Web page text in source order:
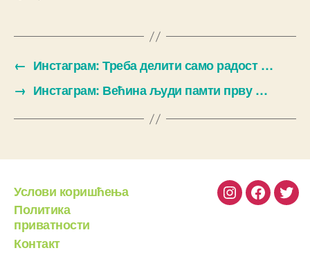
← Инстаграм: Треба делити само радост …
→ Инстаграм: Већина људи памти прву …
Услови коришћења
Политика
приватности
Контакт
Instagram
Facebook